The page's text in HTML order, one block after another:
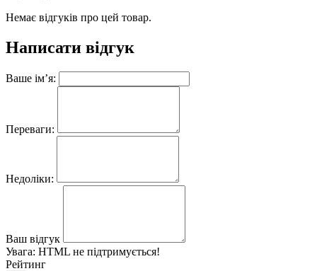
Немає відгуків про цей товар.
Написати відгук
Ваше ім’я:
Переваги:
Недоліки:
Ваш відгук
Увага: HTML не підтримується!
Рейтинг